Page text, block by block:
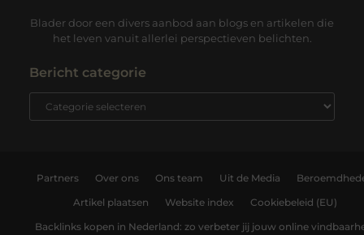
Blader door een divers aanbod aan blogs en artikelen die
het leven vanuit allerlei perspectieven belichten.
Bericht categorie
Partners Over ons Ons team Uit de Media
Artikel plaatsen Website index Cookiebeleid (EU)
Backlinks kopen in Nederland: zo verbeter jij jouw online